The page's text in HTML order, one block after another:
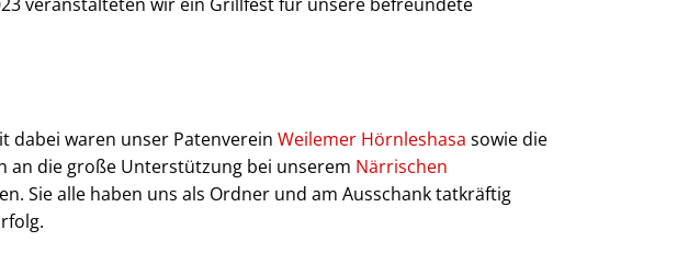
dabei waren unser PatenvereinWeilemer Hörnleshasa sowie die
an die große Unterstützung bei unserem Närrischen
Sie alle haben uns als Ordner und am Ausschank tatkräftig